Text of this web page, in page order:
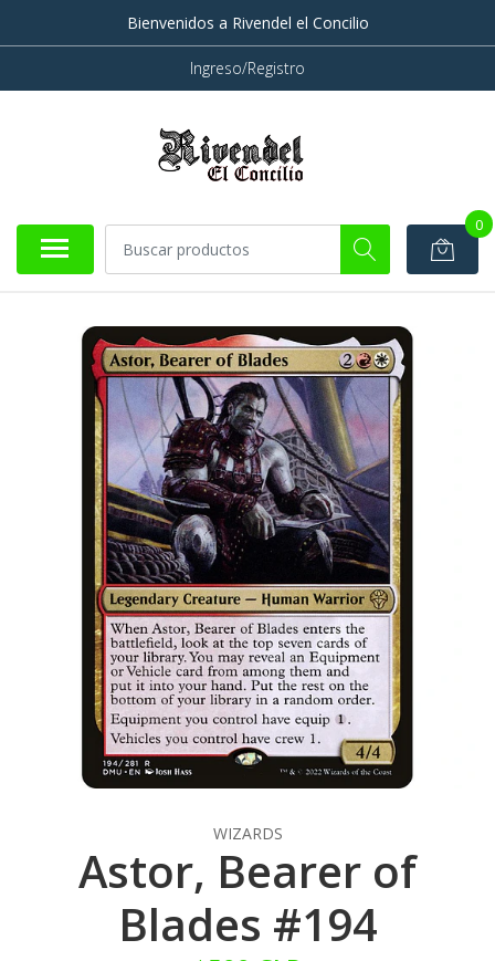
Bienvenidos a Rivendel el Concilio
Ingreso/Registro
0
WIZARDS
Astor, Bearer of
Blades #194